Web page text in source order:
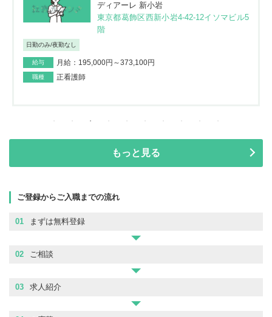
ディアーレ 新小岩
東京都葛飾区西新小岩4-42-12イソマビル5
階
日勤のみ/夜勤なし
給与 月給：195,000円～373,100円
職種 正看護師
もっと見る
ご登録からご入職までの流れ
01 まずは無料登録
02 ご相談
03 求人紹介